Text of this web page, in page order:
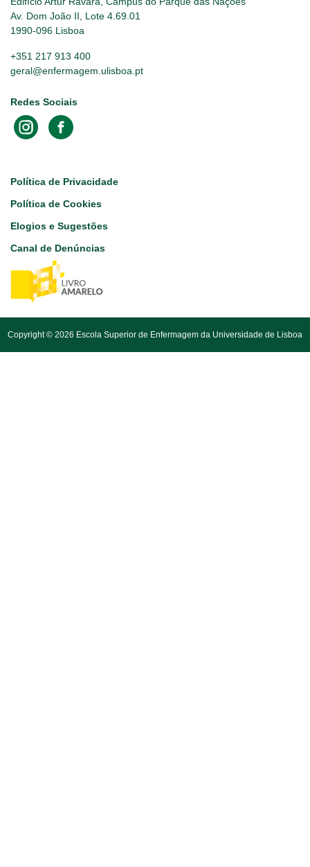
Av. Dom João II, Lote 4.69.01
1990-096 Lisboa
+351 217 913 400
geral@enfermagem.ulisboa.pt
Redes Sociais
Footer
Política de Privacidade
Política de Cookies
Elogios e Sugestões
Canal de Denúncias
Copyright © 2026 Escola Superior de Enfermagem da Universidade de Lisboa